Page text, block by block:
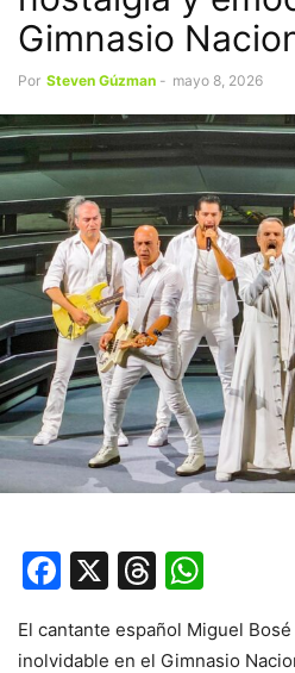
Gimnasio
Por Steven Gúzman - mayo 8, 2026
Facebook
X Threads
El cantante español Miguel
inolvidable en el Gimnasio